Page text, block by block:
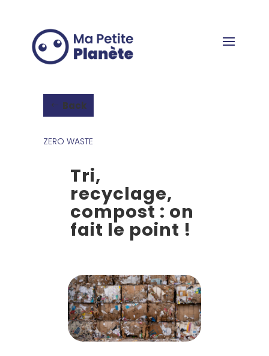
Back
ZERO WASTE
Tri,
recyclage,
compost : on
fait le point !